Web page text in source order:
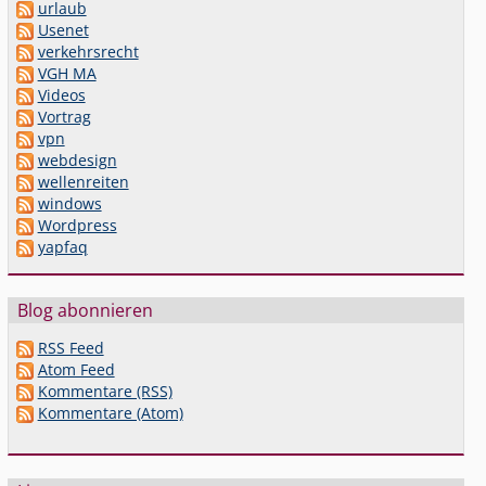
urlaub
Usenet
verkehrsrecht
VGH MA
Videos
Vortrag
vpn
webdesign
wellenreiten
windows
Wordpress
yapfaq
Blog abonnieren
RSS Feed
Atom Feed
Kommentare (RSS)
Kommentare (Atom)